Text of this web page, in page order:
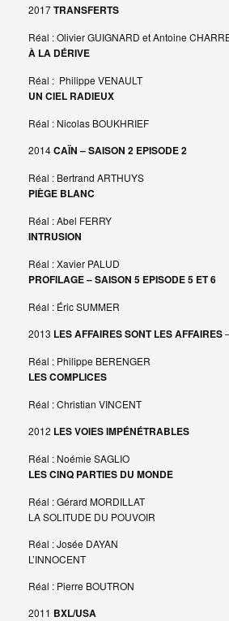
2017TRANSFERTS
Réal : Olivier GUIGNARD et Antoine
À LA DÉRIVE
Réal : Philippe VENAULT
UN CIEL RADIEUX
Réal : Nicolas BOUKHRIEF
2014CAÏN – SAISON 2 EPISODE 2
Réal : Bertrand ARTHUYS
PIÈGE BLANC
Réal : Abel FERRY
INTRUSION
Réal : Xavier PALUD
PROFILAGE – SAISON 5 EPISODE 5 ET 6
Réal : Éric SUMMER
2013 LES AFFAIRES SONT LES AFFAIRES
Réal : Philippe BERENGER
LES COMPLICES
Réal : Christian VINCENT
2012 LES VOIES IMPÉNÉTRABLES
Réal : Noémie SAGLIO
LES CINQ PARTIES DU MONDE
Réal : Gérard MORDILLAT
LA SOLITUDE DU POUVOIR
Réal : Josée DAYAN
L’INNOCENT
Réal : Pierre BOUTRON
2011 BXL/USA